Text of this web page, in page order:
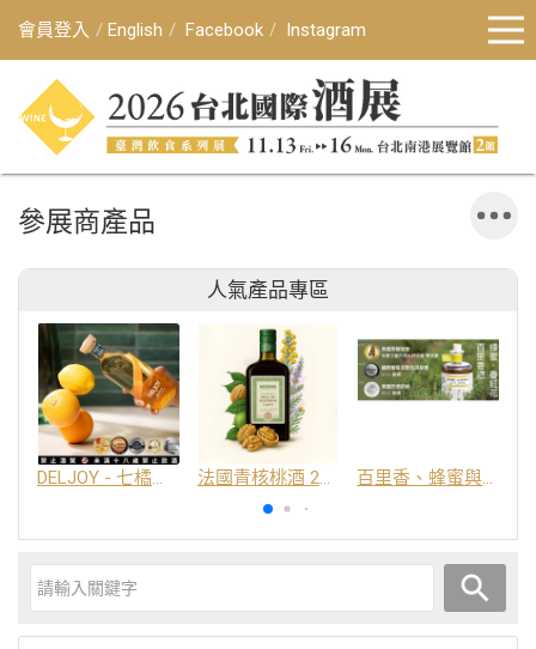
會員登入 English Facebook Instagram
參展商產品
人氣產品專區
DELJOY - 七橘干邑利口酒 24% 法國青核桃酒 25% 百里香、蜂蜜與番紅花酒